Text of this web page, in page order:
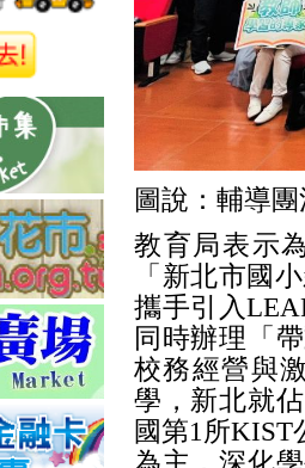
圖說：輔導
教育局表示
「新北市國
攜手引入
同時辦理「
校務經營與
學，新北就
國第1所KIST